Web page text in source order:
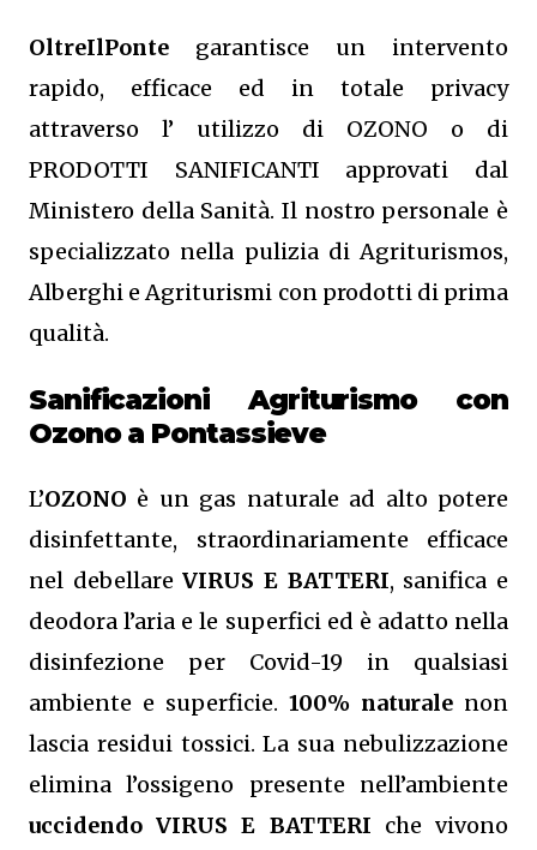
OltreIlPonte garantisce un intervento
rapido, efficace ed in totale privacy
attraverso l’ utilizzo di OZONO o di
PRODOTTI SANIFICANTI approvati dal
Ministero della Sanità. Il nostro personale è
specializzato nella pulizia di Agriturismos,
Alberghi e Agriturismi con prodotti di prima
qualità.
Sanificazioni Agriturismo con
Ozonoa Pontassieve
L’OZONO è un gas naturale ad alto potere
disinfettante, straordinariamente efficace
nel debellareVIRUS E BATTERI, sanifica e
deodora l’aria e le superfici ed è adatto nella
disinfezione per Covid-19 in qualsiasi
ambiente e superficie. 100% naturale non
lascia residui tossici.La sua nebulizzazione
elimina l’ossigeno presente nell’ambiente
uccidendo VIRUS E BATTERI che vivono